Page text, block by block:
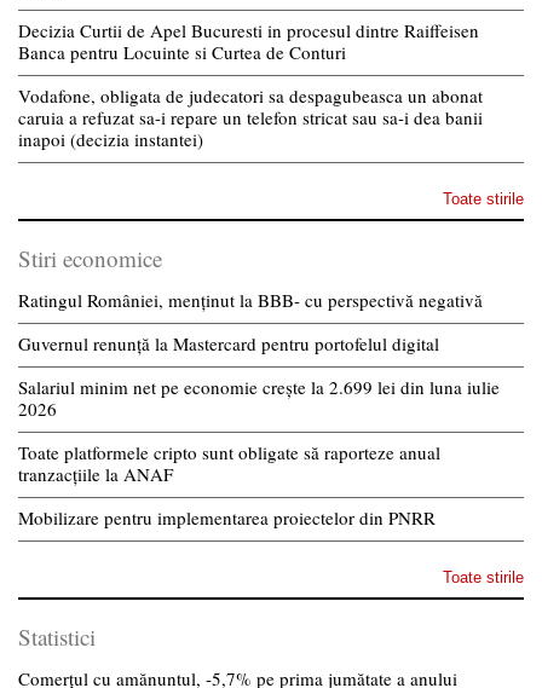
Decizia Curtii de Apel Bucuresti in procesul dintre Raiffeisen
Banca pentru Locuinte si Curtea de Conturi
Vodafone, obligata de judecatori sa despagubeasca un abonat
caruia a refuzat sa-i repare un telefon stricat sau sa-i dea banii
inapoi (decizia instantei)
Toate stirile
Stiri economice
Ratingul României, menținut la BBB- cu perspectivă negativă
Guvernul renunță la Mastercard pentru portofelul digital
Salariul minim net pe economie crește la 2.699 lei din luna iulie
2026
Toate platformele cripto sunt obligate să raporteze anual
tranzacțiile la ANAF
Mobilizare pentru implementarea proiectelor din PNRR
Toate stirile
Statistici
Comerțul cu amănuntul, -5,7% pe prima jumătate a anului